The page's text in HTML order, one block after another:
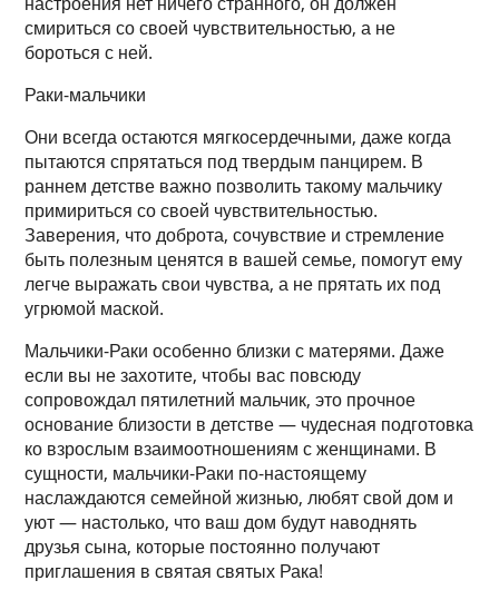
смириться со своей чувствительностью, а не
бороться с ней.
Раки-мальчики
Они всегда остаются мягкосердечными, даже когда
пытаются спрятаться под твердым панцирем. В
раннем детстве важно позволить такому мальчику
примириться со своей чувствительностью.
Заверения, что доброта, сочувствие и стремление
быть полезным ценятся в вашей семье, помогут ему
легче выражать свои чувства, а не прятать их под
угрюмой маской.
Мальчики-Раки особенно близки с матерями. Даже
если вы не захотите, чтобы вас повсюду
сопровождал пятилетний мальчик, это прочное
основание близости в детстве — чудесная подготовка
ко взрослым взаимоотношениям с женщинами. В
сущности, мальчики-Раки по-настоящему
наслаждаются семейной жизнью, любят свой дом и
уют — настолько, что ваш дом будут наводнять
друзья сына, которые постоянно получают
приглашения в святая святых Рака!